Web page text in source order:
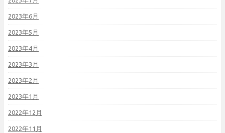
2023年6月
2023年5月
2023年4月
2023年3月
2023年2月
2023年1月
2022年12月
2022年11月